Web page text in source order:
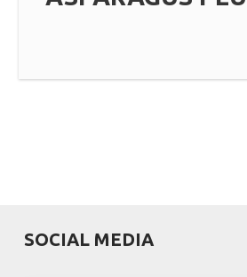
SOCIAL MEDIA